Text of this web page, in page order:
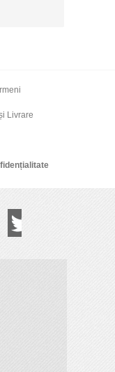
Livrare